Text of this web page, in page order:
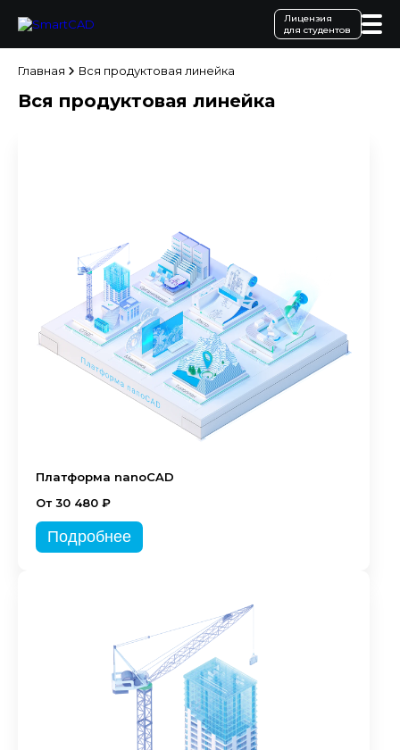
Лицензия
для студентов
Главная Вся продуктовая линейка
Вся продуктовая линейка
Платформа nanoCAD
От 30 480 ₽
Подробнее